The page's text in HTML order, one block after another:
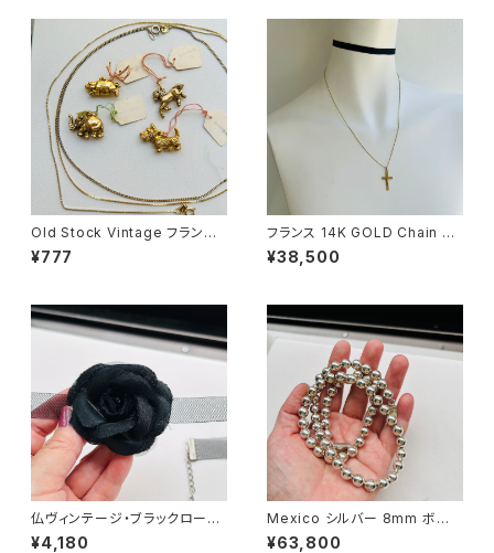
Old Stock Vintage フランス
金メッキ 動物チャーム
¥777
フランス 14K GOLD Chain CR
OSSネックレス（51cm）
¥38,500
仏ヴィンテージ・ブラックローズ
チョーカー
¥4,180
Mexico シルバー 8mm ボー
ルビーズネックレス（58.5cm）
¥63,800